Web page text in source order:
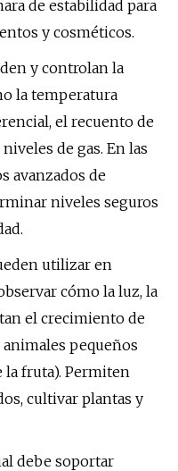
de estabilidad para
y cosméticos.
y controlan la
la temperatura
el recuento de
de gas. En las
avanzados de
niveles seguros
utilizar en
cómo la luz, la
el crecimiento de
animales pequeños
la fruta). Permiten
cultivar plantas y
debe soportar